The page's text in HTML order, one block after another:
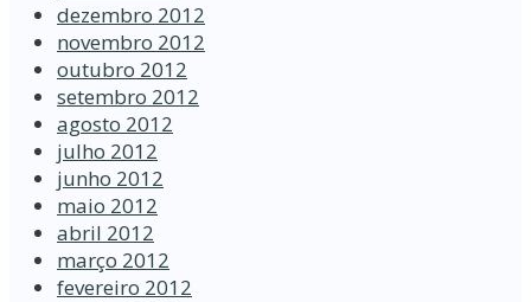
dezembro 2012
novembro 2012
outubro 2012
setembro 2012
agosto 2012
julho 2012
junho 2012
maio 2012
abril 2012
março 2012
fevereiro 2012